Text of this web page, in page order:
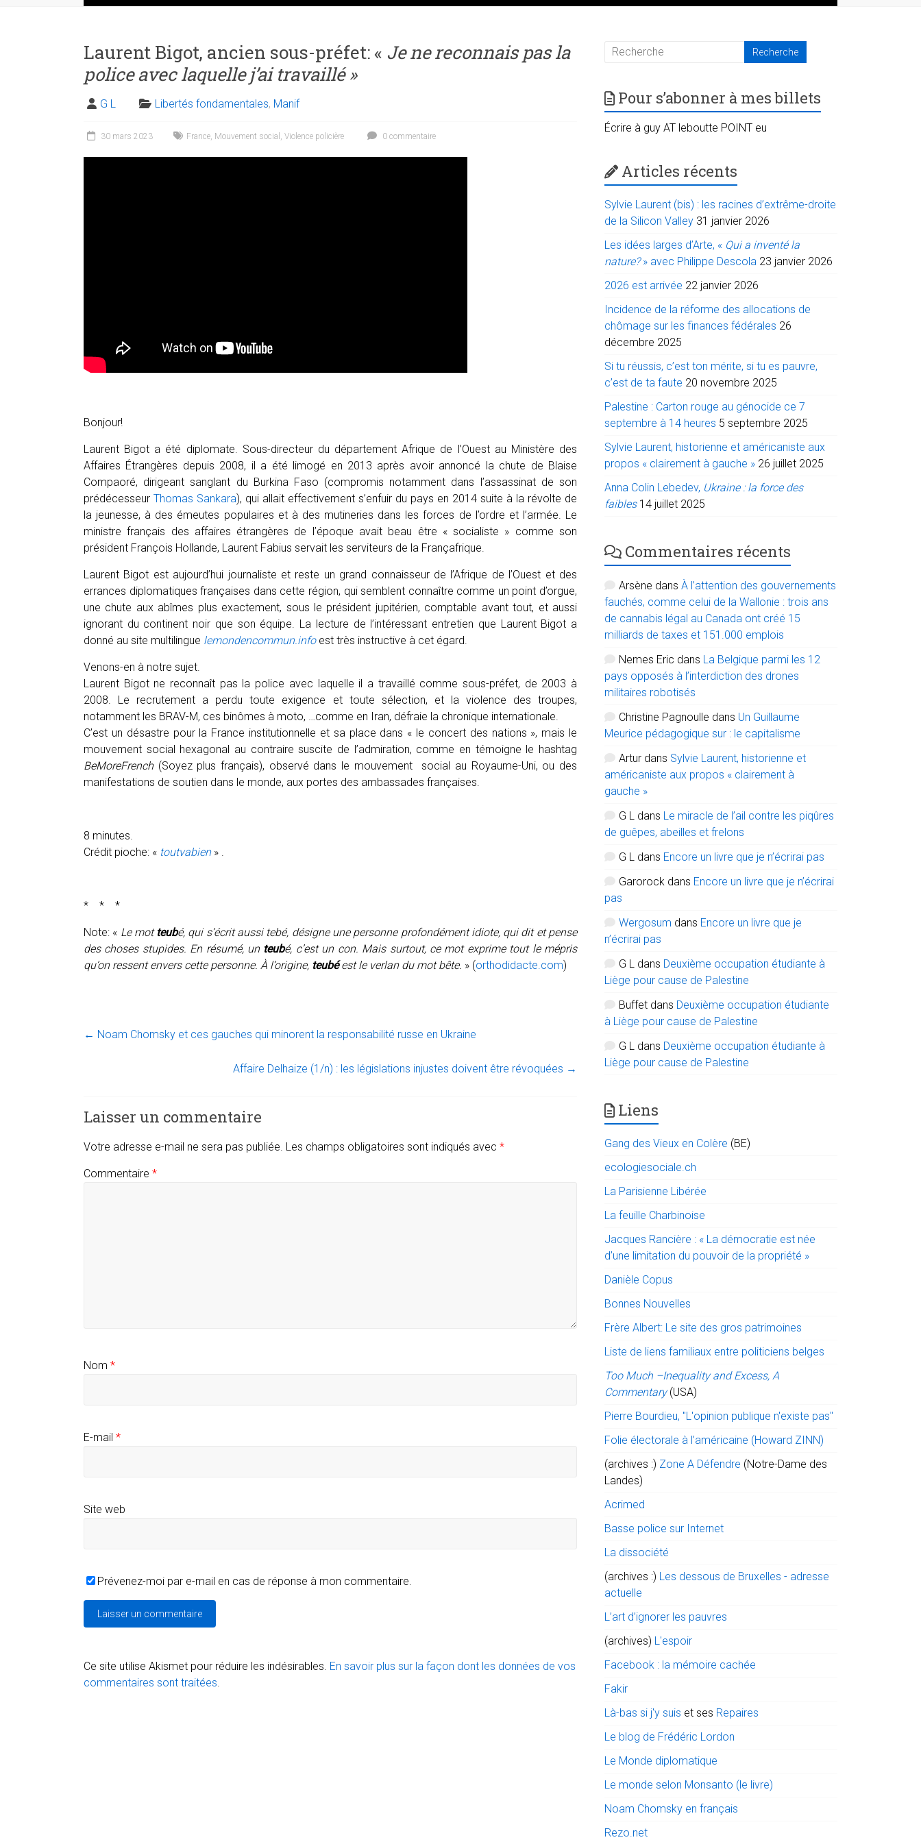
Laurent Bigot, ancien sous-préfet: « Je ne reconnais pas la
police avec laquelle j’ai travaillé »
G L Libertés fondamentales, Manif
30 mars 2023 France Mouvement social Violence policière 0 commentaire
Bonjour!
Laurent Bigot a été diplomate. Sous-directeur du département Afrique de l’Ouest au Ministère des
Affaires Étrangères depuis 2008, il a été limogé en 2013 après avoir annoncé la chute de Blaise
Compaoré, dirigeant sanglant du Burkina Faso (compromis notamment dans l’assassinat de son
prédécesseur Thomas Sankara), qui allait effectivement s’enfuir du pays en 2014 suite à la révolte de
la jeunesse, à des émeutes populaires et à des mutineries dans les forces de l’ordre et l’armée. Le
ministre français des affaires étrangères de l’époque avait beau être « socialiste » comme son
président François Hollande, Laurent Fabius servait les serviteurs de la Françafrique.
Laurent Bigot est aujourd’hui journaliste et reste un grand connaisseur de l’Afrique de l’Ouest et des
errances diplomatiques françaises dans cette région, qui semblent connaître comme un point d’orgue,
une chute aux abîmes plus exactement, sous le président jupitérien, comptable avant tout, et aussi
ignorant du continent noir que son équipe. La lecture de l’intéressant entretien que Laurent Bigot a
donné au site multilingue lemondencommun.infoest très instructive à cet égard.
Venons-en à notre sujet.
Laurent Bigot ne reconnaît pas la police avec laquelle il a travaillé comme sous-préfet, de 2003 à
2008. Le recrutement a perdu toute exigence et toute sélection, et la violence des troupes,
notamment les BRAV-M, ces binômes à moto, …comme en Iran, défraie la chronique internationale.
C’est un désastre pour la France institutionnelle et sa place dans « le concert des nations », mais le
mouvement social hexagonal au contraire suscite de l’admiration, comme en témoigne le hashtag
BeMoreFrench(Soyez plus français), observé dans le mouvement social au Royaume-Uni, ou des
manifestations de soutien dans le monde, aux portes des ambassades françaises.
8 minutes.
Crédit pioche: « toutvabien» .
* * *
Note: « Le mot teubé, qui s’écrit aussi tebé, désigne une personne profondément idiote, qui dit et pense
des choses stupides. En résumé, un teubé, c’est un con. Mais surtout, ce mot exprime tout le mépris
qu’on ressent envers cette personne. À l’origine, teubéest le verlan du mot bête. » (orthodidacte.com)
← Noam Chomsky et ces gauches qui minorent la responsabilité russe en Ukraine
Affaire Delhaize (1/n) : les législations injustes doivent être révoquées →
Laisser un commentaire
Votre adresse e-mail ne sera pas publiée. Les champs obligatoires sont indiqués avec *
Commentaire *
Nom *
E-mail *
Site web
Prévenez-moi par e-mail en cas de réponse à mon commentaire.
Ce site utilise Akismet pour réduire les indésirables. En savoir plus sur la façon dont les données de vos
commentaires sont traitées
Pour s’abonner à mes billets
Écrire à guy AT leboutte POINT eu
Articles récents
Sylvie Laurent (bis) : les racines d’extrême-droite
de la Silicon Valley 31 janvier 2026
Les idées larges d’Arte, « Qui a inventé la
nature?» avec Philippe Descola 23 janvier 2026
2026 est arrivée 22 janvier 2026
Incidence de la réforme des allocations de
chômage sur les finances fédérales 26
décembre 2025
Si tu réussis, c’est ton mérite, si tu es pauvre,
c’est de ta faute 20 novembre 2025
Palestine : Carton rouge au génocide ce 7
septembre à 14 heures 5 septembre 2025
Sylvie Laurent, historienne et américaniste aux
propos « clairement à gauche » 26 juillet 2025
Anna Colin Lebedev, Ukraine : la force des
faibles 14 juillet 2025
Commentaires récents
Arsène dansÀ l’attention des gouvernements
fauchés, comme celui de la Wallonie : trois ans
de cannabis légal au Canada ont créé 15
milliards de taxes et 151.000 emplois
Nemes Eric dans La Belgique parmi les 12
pays opposés à l’interdiction des drones
militaires robotisés
Christine Pagnoulle dans Un Guillaume
Meurice pédagogique sur : le capitalisme
Artur dans Sylvie Laurent, historienne et
américaniste aux propos « clairement à
gauche »
G L dans Le miracle de l’ail contre les piqûres
de guêpes, abeilles et frelons
G L dans Encore un livre que je n’écrirai pas
Garorock dans Encore un livre que je n’écrirai
pas
Wergosum dans Encore un livre que je
n’écrirai pas
G L dans Deuxième occupation étudiante à
Liège pour cause de Palestine
Buffet dans Deuxième occupation étudiante
à Liège pour cause de Palestine
G L dans Deuxième occupation étudiante à
Liège pour cause de Palestine
Liens
Gang des Vieux en Colère (BE)
ecologiesociale.ch
La Parisienne Libérée
La feuille Charbinoise
Jacques Rancière : « La démocratie est née
d’une limitation du pouvoir de la propriété »
Danièle Copus
Bonnes Nouvelles
Frère Albert: Le site des gros patrimoines
Liste de liens familiaux entre politiciens belges
Too Much –Inequality and Excess, A
Commentary (USA)
Pierre Bourdieu, "L'opinion publique n'existe pas"
Folie électorale à l’américaine (Howard ZINN)
(archives :) Zone A Défendre (Notre-Dame des
Landes)
Acrimed
Basse police sur Internet
La dissociété
(archives :) Les dessous de Bruxelles - adresse
actuelle
L’art d’ignorer les pauvres
(archives) L'espoir
Facebook : la mémoire cachée
Fakir
Là-bas si j'y suis et ses Repaires
Le blog de Frédéric Lordon
Le Monde diplomatique
Le monde selon Monsanto (le livre)
Noam Chomsky en français
Rezo.net